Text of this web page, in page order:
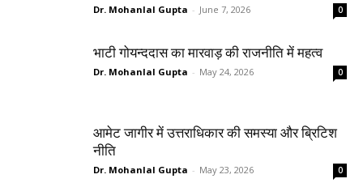
Dr. Mohanlal Gupta - June 7, 2026 0
भाटी गोयन्ददास का मारवाड़ की राजनीति में महत्व
Dr. Mohanlal Gupta - May 24, 2026 0
आमेट जागीर में उत्तराधिकार की समस्या और ब्रिटिश
नीति
Dr. Mohanlal Gupta - May 23, 2026 0